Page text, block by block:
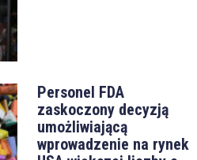
Personel FDA
zaskoczony decyzją
umożliwiającą
wprowadzenie na rynek